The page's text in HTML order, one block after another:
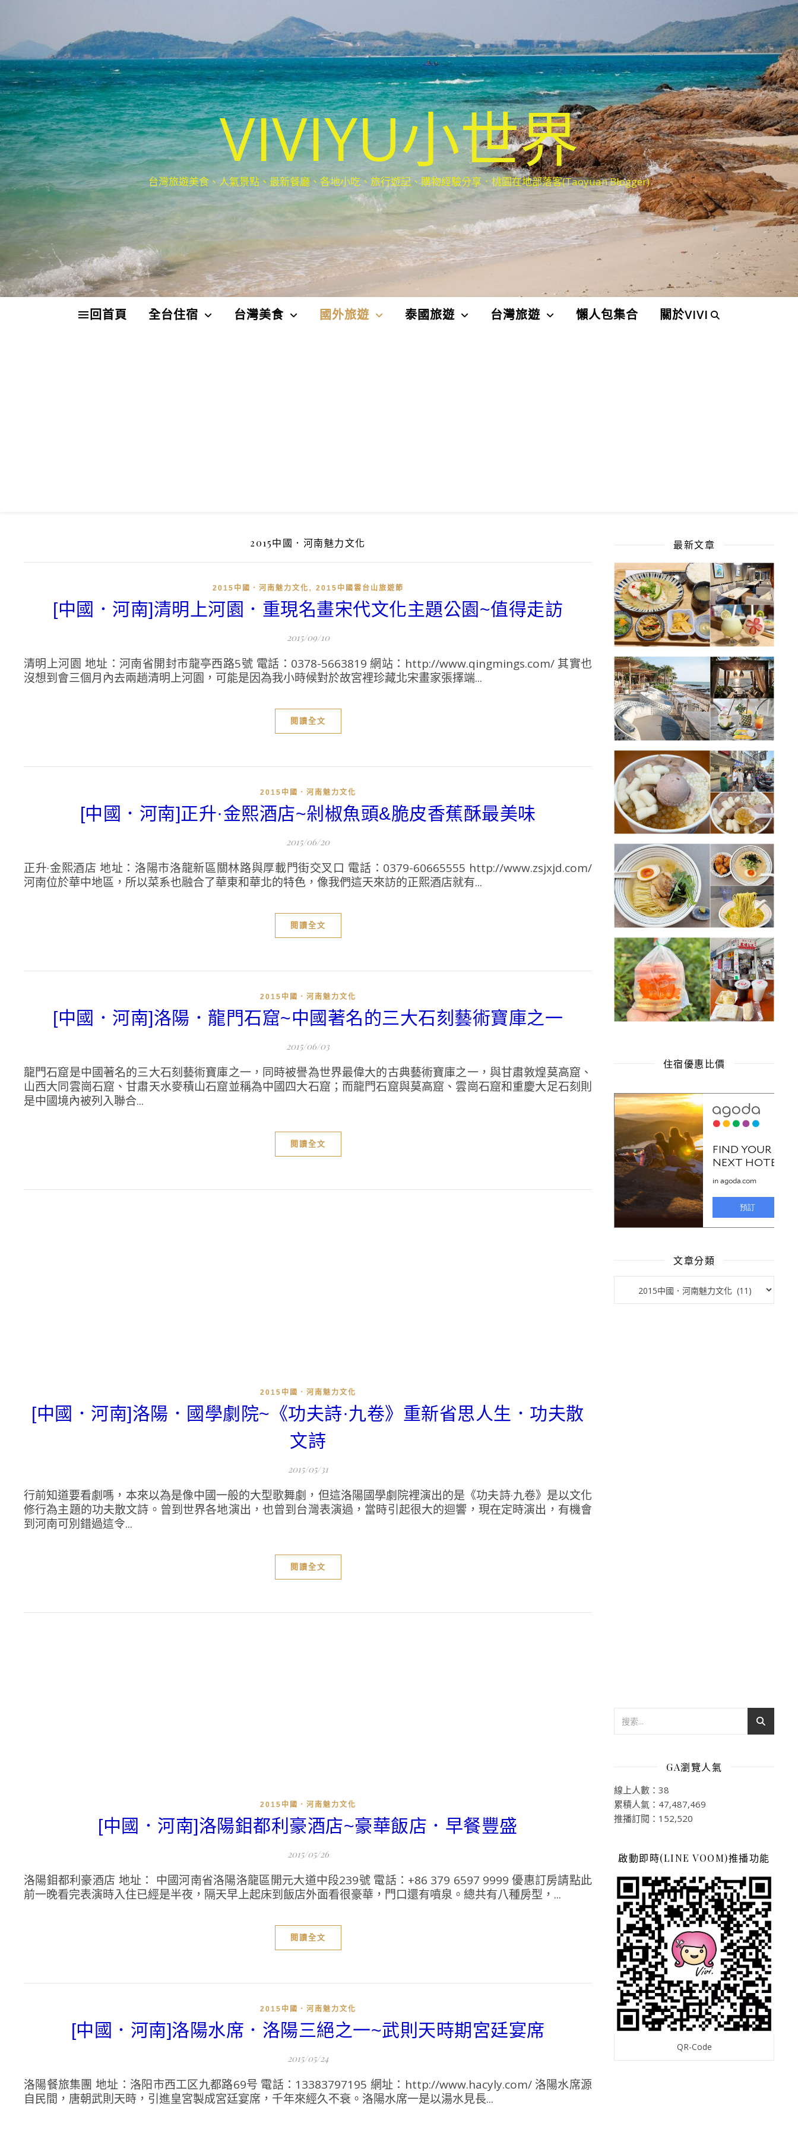
VIVIYU小世界
台灣旅遊美食、人氣景點、最新餐廳、各地小吃、旅行遊記、購物經驗分享．桃園在地部落客(Taoyuan Blogger)
回首頁 全台住宿 台灣美食 國外旅遊 泰國旅遊 台灣旅遊 懶人包集合 關於VIVI
2015中國．河南魅力文化
2015中國．河南魅力文化 , 2015中國雲台山旅遊節
[中國．河南]清明上河園．重現名畫宋代文化主題公園~值得走訪
2015/09/10
清明上河園 地址：河南省開封市龍亭西路5號 電話：0378-5663819 網站：http://www.qingmings.com/ 其實也
沒想到會三個月內去兩趟清明上河園，可能是因為我小時候對於故宮裡珍藏北宋畫家張擇端...
閱讀全文
2015中國．河南魅力文化
[中國．河南]正升·金熙酒店~剁椒魚頭&脆皮香蕉酥最美味
2015/06/20
正升·金熙酒店 地址：洛陽市洛龍新區關林路與厚載門街交叉口 電話：0379-60665555 http://www.zsjxjd.com/
河南位於華中地區，所以菜系也融合了華東和華北的特色，像我們這天來訪的正熙酒店就有...
閱讀全文
2015中國．河南魅力文化
[中國．河南]洛陽．龍門石窟~中國著名的三大石刻藝術寶庫之一
2015/06/03
龍門石窟是中國著名的三大石刻藝術寶庫之一，同時被譽為世界最偉大的古典藝術寶庫之一，與甘肅敦煌莫高窟、
山西大同雲崗石窟、甘肅天水麥積山石窟並稱為中國四大石窟；而龍門石窟與莫高窟、雲崗石窟和重慶大足石刻則
是中國境內被列入聯合...
閱讀全文
2015中國．河南魅力文化
[中國．河南]洛陽．國學劇院~《功夫詩·九卷》重新省思人生．功夫散
文詩
2015/05/31
行前知道要看劇嗎，本來以為是像中國一般的大型歌舞劇，但這洛陽國學劇院裡演出的是《功夫詩·九卷》是以文化
修行為主題的功夫散文詩。曾到世界各地演出，也曾到台灣表演過，當時引起很大的迴響，現在定時演出，有機會
到河南可別錯過這令...
閱讀全文
2015中國．河南魅力文化
[中國．河南]洛陽鉬都利豪酒店~豪華飯店．早餐豐盛
2015/05/26
洛陽鉬都利豪酒店 地址： 中國河南省洛陽洛龍區開元大道中段239號 電話：+86 379 6597 9999 優惠訂房請點此
前一晚看完表演時入住已經是半夜，隔天早上起床到飯店外面看很豪華，門口還有噴泉。總共有八種房型，...
閱讀全文
2015中國．河南魅力文化
[中國．河南]洛陽水席．洛陽三絕之一~武則天時期宮廷宴席
2015/05/24
洛陽餐旅集團 地址：洛阳市西工区九都路69号 電話：13383797195 網址：http://www.hacyly.com/ 洛陽水席源
自民間，唐朝武則天時，引進皇宮製成宮廷宴席，千年來經久不衰。洛陽水席一是以湯水見長...
最新文章
住宿優惠比價
文章分類
GA瀏覽人氣
線上人數：38
累積人氣：47,487,469
推播訂閱：152,520
啟動即時(LINE VOOM)推播功能
QR-Code